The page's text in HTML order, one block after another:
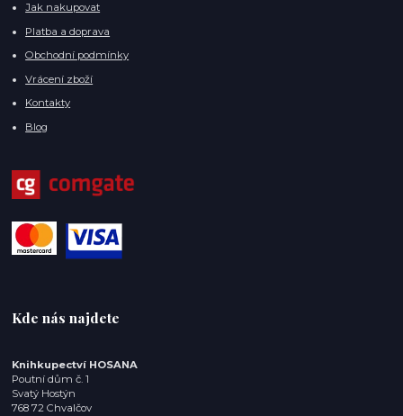
Jak nakupovat
Platba a doprava
Obchodní podmínky
Vrácení zboží
Kontakty
Blog
Kde nás najdete
Knihkupectví HOSANA
Poutní dům č. 1
Svatý Hostýn
768 72 Chvalčov